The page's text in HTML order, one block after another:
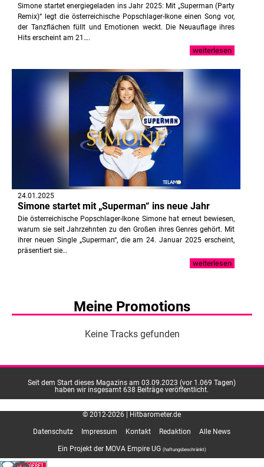
Simone startet energiegeladen ins Jahr 2025: Mit „Superman (Party
Remix)“ legt die österreichische Popschlager-Ikone einen Song vor,
der Tanzflächen füllt und Emotionen weckt. Die Neuauflage ihres
Hits erscheint am 21….
weiterlesen
24.01.2025
Simone startet mit „Superman“ ins neue Jahr
Die österreichische Popschlager-Ikone Simone hat erneut bewiesen,
warum sie seit Jahrzehnten zu den Großen ihres Genres gehört. Mit
ihrer neuen Single „Superman“, die am 24. Januar 2025 erscheint,
präsentiert sie…
weiterlesen
Meine Promotions
Keine Tracks gefunden
Seit dem Start dieses Magazins am 03.09.2023 (vor 1.069 Tagen)
haben wir insgesamt 638 Beiträge veröffentlicht.
© 2012-2026 | Hitbarometer.de
Ein Projekt der MOVA Empire UG (haftungsbeschränkt)
Datenschutz Impressum Kontakt Redaktion Alle News